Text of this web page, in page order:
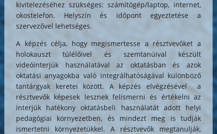
kivitelezéséhez szükséges: számítógép/laptop, internet,
okostelefon. Helyszín és időpont egyeztetése a
szervezővel lehetséges.
A képzés célja, hogy megismertesse a résztvevőket a
holokauszt túlélőivel és szemtanúival készült
videóinterjúk használatával az oktatásban és azok
oktatási anyagokba való integrálhatóságával különböző
tantárgyak keretei között. A képzés elvégzésével a
résztvevők képesek lesznek felismerni és értékelni az
interjúk hatékony oktatásbeli használatát adott helyi
pedagógiai környezetben, és mindezt meg is tudják
ismertetni környezetükkel. A résztvevők megtanulják,